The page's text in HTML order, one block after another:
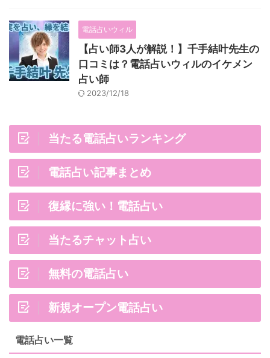
電話占いウィル
【占い師3人が解説！】千手結叶先生の
口コミは？電話占いウィルのイケメン
占い師
2023/12/18
当たる電話占いランキング
電話占い記事まとめ
復縁に強い！電話占い
当たるチャット占い
無料の電話占い
新規オープン電話占い
電話占い一覧